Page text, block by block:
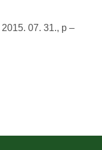
2015. 07. 31., p –